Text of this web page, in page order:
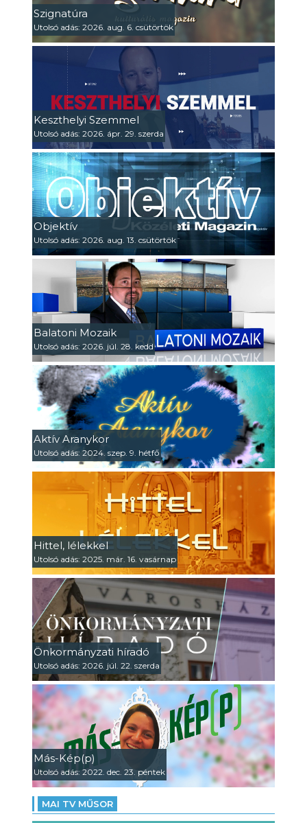
Szignatúra
Utolsó adás: 2026. aug. 6. csütörtök
Keszthelyi Szemmel
Utolsó adás: 2026. ápr. 29. szerda
Objektív
Utolsó adás: 2026. aug. 13. csütörtök
Balatoni Mozaik
Utolsó adás: 2026. júl. 28. kedd
Aktív Aranykor
Utolsó adás: 2024. szep. 9. hétfő
Hittel, lélekkel
Utolsó adás: 2025. már. 16. vasárnap
Önkormányzati híradó
Utolsó adás: 2026. júl. 22. szerda
Más-Kép(p)
Utolsó adás: 2022. dec. 23. péntek
MAI TV MŰSOR